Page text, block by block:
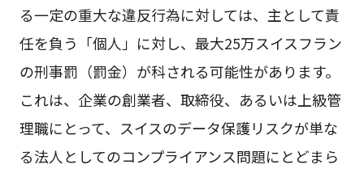
る一定の重大な違反行為に対しては、主として責
任を負う「個人」に対し、最大25万スイスフラン
の刑事罰（罰金）が科される可能性があります。
これは、企業の創業者、取締役、あるいは上級管
理職にとって、スイスのデータ保護リスクが単な
る法人としてのコンプライアンス問題にとどまら